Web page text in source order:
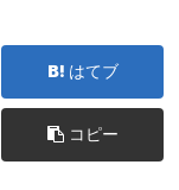
はてブ
コピー